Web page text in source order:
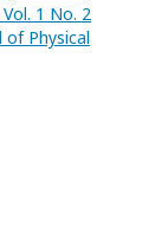
1 No. 2
of Physical